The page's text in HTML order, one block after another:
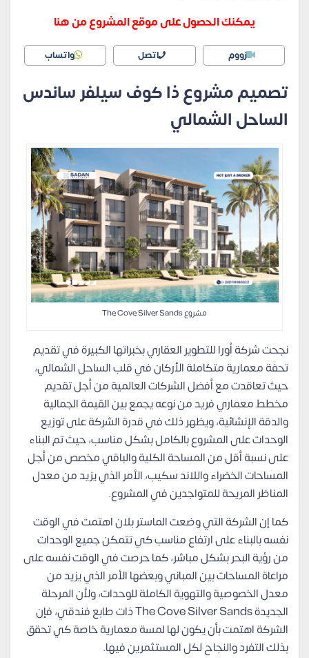
يمكنك الحصول على موقع المشروع من هنا
زووم اتصل واتساب
تصميم مشروع ذا كوف سيلفر ساندس
الساحل الشمالي
مشروع The Cove Silver Sands
نجحت شركة أورا للتطوير العقاري بخبراتها الكبيرة في تقديم
تحفة معمارية متكاملة الأركان في قلب الساحل الشمالي،
حيث تعاقدت مع أفضل الشركات العالمية من أجل تقديم
مخطط معماري فريد من نوعه يجمع بين القيمة الجمالية
والدقة الإنشائية، ويظهر ذلك في قدرة الشركة على توزيع
الوحدات على المشروع بالكامل بشكل مناسب، حيث تم البناء
على نسبة أقل من المساحة الكلية والباقي مخصص من أجل
المساحات الخضراء واللاند سكيب، الأمر الذي يزيد من معدل
المناظر المريحة للمتواجدين في المشروع.
كما إن الشركة التي وضعت الماستر بلان اهتمت في الوقت
نفسه بالبناء على ارتفاع مناسب كي تتمكن جميع الوحدات
من رؤية البحر بشكل مباشر، كما حرصت في الوقت نفسه على
مراعاة المساحات بين المباني وبعضها الأمر الذي يزيد من
معدل الخصوصية والتهوية الكاملة للوحدات، ولأن المرحلة
الجديدة The Cove Silver Sands ذات طابع فندقي، فإن
الشركة اهتمت بأن يكون لها لمسة معمارية خاصة كي تحقق
بذلك التفرد والنجاح لكل المستثمرين فيها.